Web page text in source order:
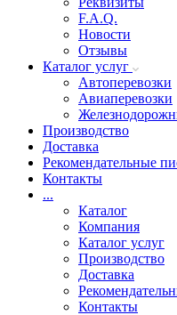
F.A.Q.
Новости
Отзывы
Каталог услуг
Автоперевозки
Авиаперевозки
Производство
Доставка
Рекомендательные
Контакты
...
Каталог
Компания
Каталог услуг
Производство
Доставка
Контакты